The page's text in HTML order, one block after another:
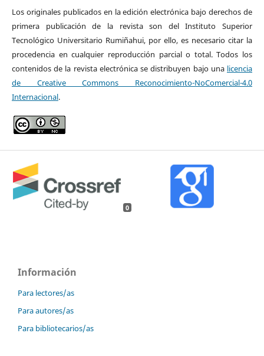
Los originales publicados en la edición electrónica bajo derechos de
primera publicación de la revista son del Instituto Superior
Tecnológico Universitario Rumiñahui, por ello, es necesario citar la
procedencia en cualquier reproducción parcial o total. Todos los
contenidos de la revista electrónica se distribuyen bajo una licencia
de Creative Commons Reconocimiento-NoComercial-4.0
Internacional.
0
Información
Para lectores/as
Para autores/as
Para bibliotecarios/as